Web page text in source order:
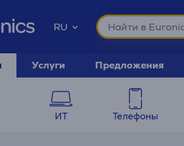
RU
Услуги Предложения
ИТ Телефоны